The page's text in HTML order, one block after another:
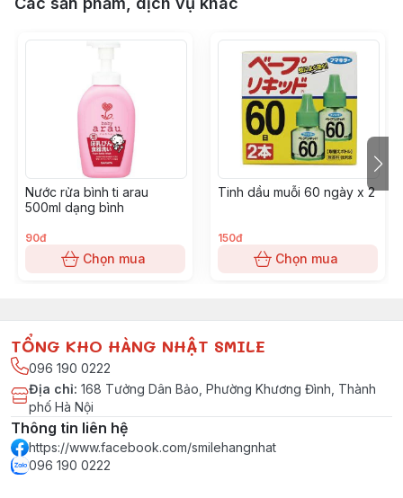
- Dung tích: 200ml
Nước rửa bình ti arau
500ml dạng bình
90đ
Chọn mua
Tinh dầu muỗi 60 ngày x 2
150đ
Chọn mua
TỔNG KHO HÀNG NHẬT SMILE
096 190 0222
Địa chỉ: 168 Tưởng Dân Bảo, Phường Khương Đình, Thành
phố Hà Nội
Thông tin liên hệ
https://www.facebook.com/smilehangnhat
096 190 0222